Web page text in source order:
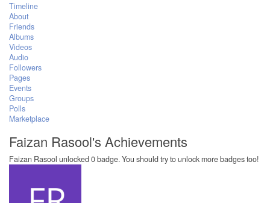
Timeline
About
Friends
Albums
Videos
Audio
Followers
Pages
Events
Groups
Polls
Marketplace
Faizan Rasool's Achievements
Faizan Rasool unlocked 0 badge. You should try to unlock more badges too!